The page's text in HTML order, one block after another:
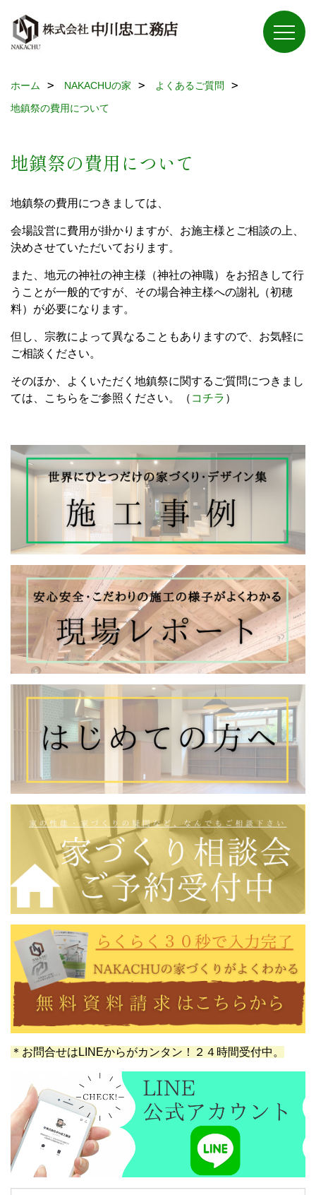
ホーム NAKACHUの家
よくあるご質問
地鎮祭の費用について
地鎮祭の費用について
地鎮祭の費用につきましては、
会場設営に費用が掛かりますが、お施主様とご相談の上、
決めさせていただいております。
また、地元の神社の神主様（神社の神職）をお招きして行
うことが一般的ですが、その場合神主様への謝礼（初穂
料）が必要になります。
但し、宗教によって異なることもありますので、お気軽に
ご相談ください。
そのほか、よくいただく地鎮祭に関するご質問につきまし
ては、こちらをご参照ください。（ コチラ ）
＊お問合せはLINEからがカンタン！２４時間受付中。